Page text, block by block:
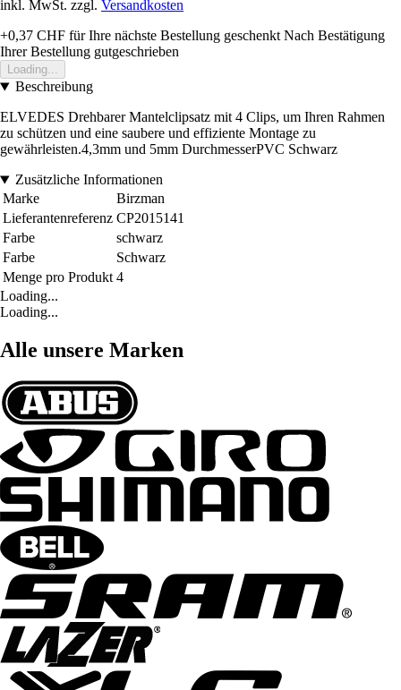
inkl. MwSt. zzgl. Versandkosten
+0,37 CHF für Ihre nächste Bestellung geschenkt Nach Bestätigung
Ihrer Bestellung gutgeschrieben
Loading...
Beschreibung
ELVEDES Drehbarer Mantelclipsatz mit 4 Clips, um Ihren Rahmen
zu schützen und eine saubere und effiziente Montage zu
gewährleisten.4,3mm und 5mm DurchmesserPVC Schwarz
Zusätzliche Informationen
Marke
Birzman
Lieferantenreferenz CP2015141
Farbe
schwarz
Farbe
Schwarz
Menge pro Produkt 4
Loading...
Loading...
Alle unsere Marken